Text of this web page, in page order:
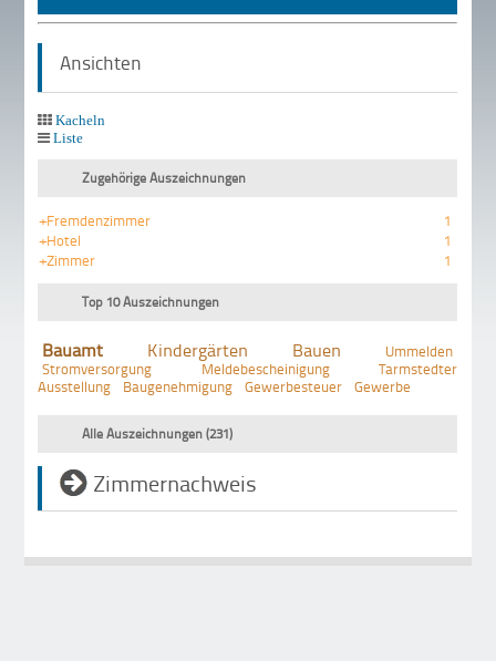
Ansichten
Kacheln
Liste
Zugehörige Auszeichnungen
+Fremdenzimmer
1
+Hotel
1
+Zimmer
1
Top 10 Auszeichnungen
Bauamt Kindergärten Bauen
Ummelden
Stromversorgung
Meldebescheinigung
Tarmstedter
Ausstellung
Baugenehmigung Gewerbesteuer Gewerbe
Alle Auszeichnungen (231)
Zimmernachweis